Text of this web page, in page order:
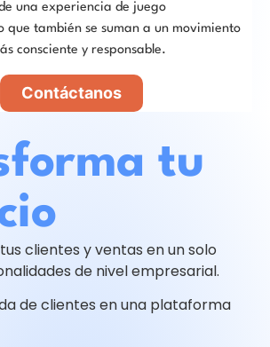
una experiencia de juego
que también se suman a un movimiento
consciente y responsable.
Contáctanos
tu
clientes y ventas en un solo
de nivel empresarial.
de clientes en una plataforma